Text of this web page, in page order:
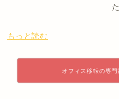
もっと読む
オフィス移転の専